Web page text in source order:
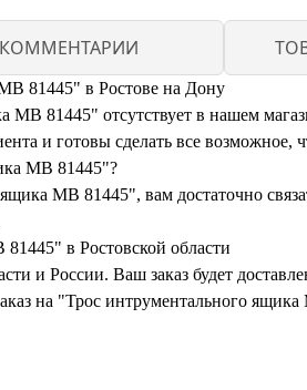
КОММЕНТАРИИ
81445" в Ростове на Дону
81445" отсутствует в нашем
и готовы сделать все возможное,
MB 81445"?
MB 81445", вам достаточно
в Ростовской области
и России. Ваш заказ будет
на "Трос интрументального